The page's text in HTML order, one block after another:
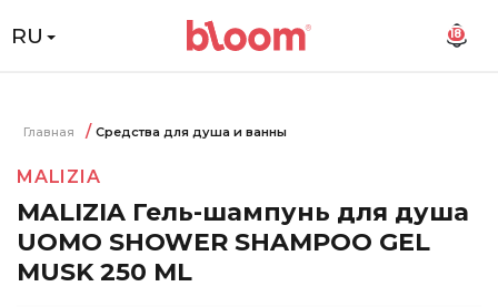
RU 18
Главная Средства для душа и ванны
MALIZIA
MALIZIA Гель-шампунь для душа
UOMO SHOWER SHAMPOO GEL
MUSK 250 ML